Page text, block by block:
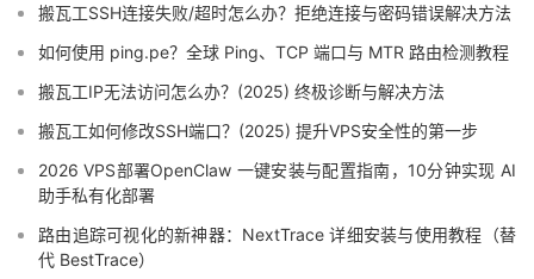
搬瓦工SSH连接失败/超时怎么办？拒绝连接与密码错误解决方法
如何使用 ping.pe？全球 Ping、TCP 端口与 MTR 路由检测教程
搬瓦工IP无法访问怎么办？(2025) 终极诊断与解决方法
搬瓦工如何修改SSH端口？(2025) 提升VPS安全性的第一步
2026 VPS部署OpenClaw 一键安装与配置指南，10分钟实现 AI
助手私有化部署
路由追踪可视化的新神器：NextTrace 详细安装与使用教程（替
代 BestTrace）